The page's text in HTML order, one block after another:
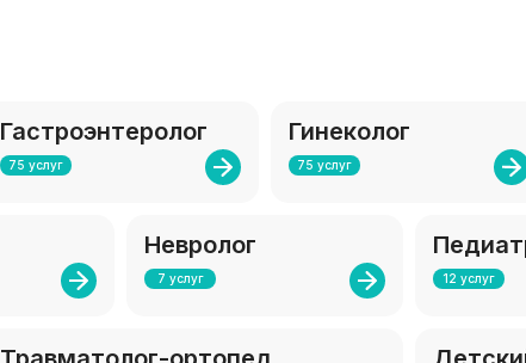
12 услуг
Невролог
7 услуг
Гинеколог
75 услуг
Гастроэнтеролог
75 услуг